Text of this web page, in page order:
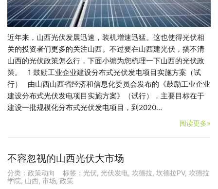
近年来，山西光伏发展迅速，装机增速迅猛。这也使得光伏相
关的投资者们更多的关注山西。不过要在山西建光伏，搞不清
山西的光伏政策怎么行，下面小编为您梳理一下山西的光伏政
策。 1 鼓励工业企业建设分布式光伏发电项目实施方案（试
行） 由山西山西省经济和信息化委员会发布的《鼓励工业企业
建设分布式光伏发电项目实施方案》（试行），主要目标在于
建设一批规模化分布式光伏发电项目，到2020…
阅读更多»
不容忽视的山西光伏大市场
分类： 政策动向 标签： 光伏, 光伏发电, 坎德拉, 坎德拉PV, 坎德拉
学院, 山西, 市场, 政策